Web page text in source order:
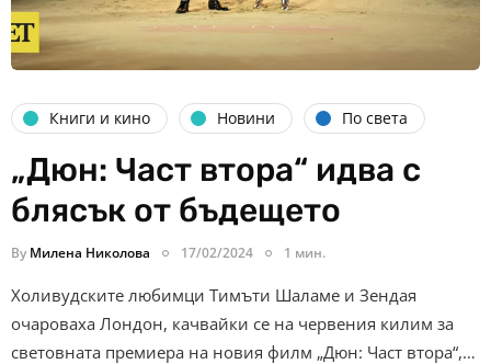
Книги и кино Новини По света
„Дюн: Част втора“ идва с
блясък от бъдещето
By Милена Николова 17/02/2024 1 мин.
Холивудските любимци Тимъти Шаламе и Зендая
очароваха Лондон, качвайки се на червения килим за
световната премиера на новия филм „Дюн: Част втора“,…